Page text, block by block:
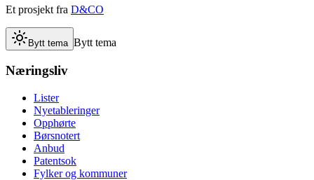
Et prosjekt fra D&CO
Bytt tema Bytt tema
Næringsliv
Lister
Nyetableringer
Opphørte
Børsnotert
Anbud
Patentsok
Fylker og kommuner